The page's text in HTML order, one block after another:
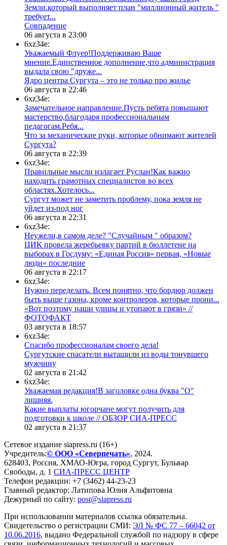
Земли.который выполняет план "миллионный житель "
требует...
​Совпадение
06 августа в 23:00
6xz34e:
Уважаемый Флуер!Поддерживаю Ваше
мнение.Единственное дополнение,что администрация
выдала свою "друже...
​Ядро центра Сургута ‒ это не только про жилье
06 августа в 22:46
6xz34e:
Замечательное направление.Пусть ребята повышают
мастерство,благодаря профессиональным
педагогам.Ребя...
​Что за механические руки, которые обнимают жителей
Сургута?
06 августа в 22:39
6xz34e:
Правильные мысли излагает Руслан!Как важно
находить грамотных специалистов во всех
областях.Хотелось...
Сургут может не заметить проблему, пока земля не
уйдет из-под ног
06 августа в 22:31
6xz34e:
Неужели,в самом деле? "Случайным " образом?
ЦИК провела жеребьевку партий в бюллетене на
выборах в Госдуму: «Единая Россия» первая, «Новые
люди» последние
06 августа в 22:17
6xz34e:
Нужно переделать. Всем понятно, что бордюр должен
быть выше газона, кроме контролеров, которые пропи...
«Вот поэтому наши улицы и утопают в грязи» //
ФОТОФАКТ
03 августа в 18:57
6xz34e:
Спасибо профессионалам своего дела!
Сургутские спасатели вытащили из воды тонувшего
мужчину
02 августа в 21:42
6xz34e:
Уважаемая редакция!В заголовке одна буква "О"
лишняя.
Какие выплаты югорчане могут получить для
подготовки к школе // ОБЗОР СИА-ПРЕСС
02 августа в 21:37
Сетевое издание siapress.ru (16+)
Учредитель:© ООО «Северпечать», 2024.
628403, Россия, ХМАО-Югра, город Сургут, Бульвар
Свободы, д. 1 СИА-ПРЕСС ЦЕНТР
Телефон редакции: +7 (3462) 44-23-23
Главный редактор: Латипова Юлия Альфитовна
Дежурный по сайту: post@siapress.ru
При использовании материалов ссылка обязательна.
Свидетельство о регистрации СМИ: ЭЛ № ФС 77 – 66042 от
10.06.2016, выдано Федеральной службой по надзору в сфере